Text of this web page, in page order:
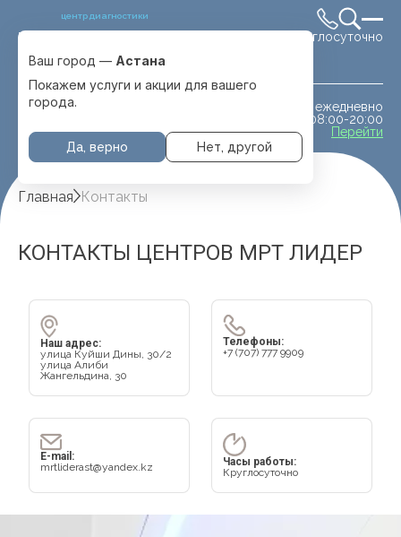
центр диагностики
Выбрать город
с. Отеген батыра
Круглосуточно
ежедневно
08:00-20:00
Перейти
Ваш город — Астана
Покажем услуги и акции для вашего
города.
Да, верно Нет, другой
Главная Контакты
КОНТАКТЫ ЦЕНТРОВ МРТ ЛИДЕР
Нажмите, чтобы
взаимодействовать с
Наш адрес:
улица Куйши Дины, 30/2
улица Алиби
Жангельдина, 30
Телефоны:
+7 (707) 777 9909
E-mail:
mrtliderast@yandex.kz
Часы работы:
Круглосуточно